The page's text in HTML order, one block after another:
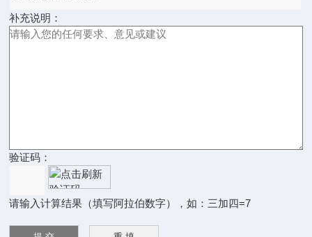
补充说明：
验证码：
请输入计算结果（填写阿拉伯数字），如：三加四=7